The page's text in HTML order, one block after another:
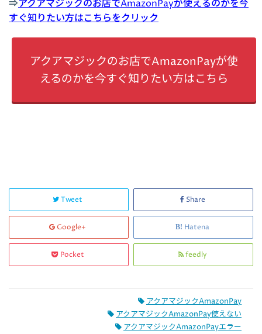
⇒アクアマジックのお店でAmazonPayが使えるのかを今
すぐ知りたい方はこちらをクリック
アクアマジックのお店でAmazonPayが使
えるのかを今すぐ知りたい方はこちら
Tweet Share
Google+ Hatena
Pocket feedly
アクアマジックAmazonPay
アクアマジックAmazonPay使えない
アクアマジックAmazonPayエラー